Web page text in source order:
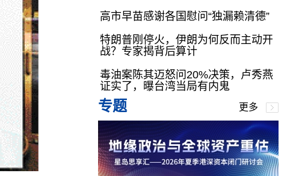
高市早苗感谢各国慰问“独漏赖清德”
特朗普刚停火，伊朗为何反而主动开
战？专家揭背后算计
毒油案陈其迈怒问20%决策，卢秀燕
证实了，曝台湾当局有内鬼
专题 更多